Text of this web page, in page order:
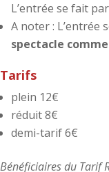
L’entrée se fait
A noter : L’entrée
spectacle
Tarifs
plein 12€
réduit 8€
demi-tarif 6€
Bénéficiaires du Tarif